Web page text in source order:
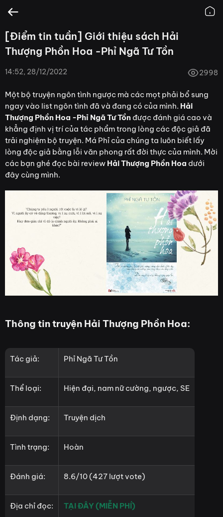
[Điểm tin tuần] Giới thiệu sách Hải
Thượng Phồn Hoa -Phỉ Ngã Tư Tồn
14:52, 28/12/2022 2998
Một bộ truyện ngôn tình ngược mà các mọt phải bổ sung
ngay vào list ngôn tình đã và đang có của mình. Hải
Thượng Phồn Hoa -Phỉ Ngã Tư Tồn được đánh giá cao và
khẳng định vị trí của tác phẩm trong lòng các độc giả đã
trải nghiệm bộ truyện. Má Phỉ của chúng ta luôn biết lấy
lòng độc giả bằng lỗi văn phong rất đời thực của mình. Mời
các bạn ghé đọc bài review Hải Thượng Phồn Hoa dưới
đây cùng mình.
Thông tin truyện Hải Thượng Phồn Hoa:
Tác giả: Phỉ Ngã Tư Tồn
Thể loại: Hiện đại, nam nữ cường, ngược, SE
Định dạng: Truyện dịch
Tình trạng: Hoàn
Đánh giá: 8.6/10 (427 lượt vote)
Địa chỉ đọc: TẠI ĐÂY (MIỄN PHÍ)